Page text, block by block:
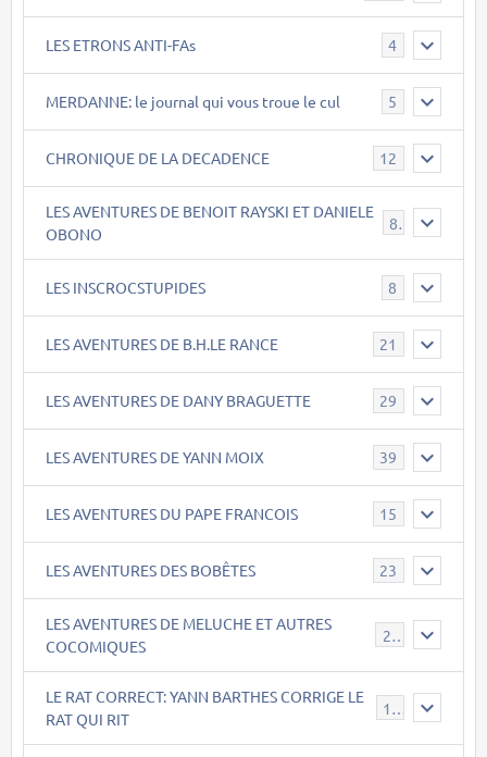
LES ETRONS ANTI-FAs 4
MERDANNE: le journal qui vous troue le cul 5
CHRONIQUE DE LA DECADENCE 12
LES AVENTURES DE BENOIT RAYSKI ET DANIELE
OBONO
8
LES INSCROCSTUPIDES 8
LES AVENTURES DE B.H.LE RANCE 21
LES AVENTURES DE DANY BRAGUETTE 29
LES AVENTURES DE YANN MOIX 39
LES AVENTURES DU PAPE FRANCOIS 15
LES AVENTURES DES BOBÊTES 23
LES AVENTURES DE MELUCHE ET AUTRES
COCOMIQUES
22
LE RAT CORRECT: YANN BARTHES CORRIGE LE
RAT QUI RIT
15